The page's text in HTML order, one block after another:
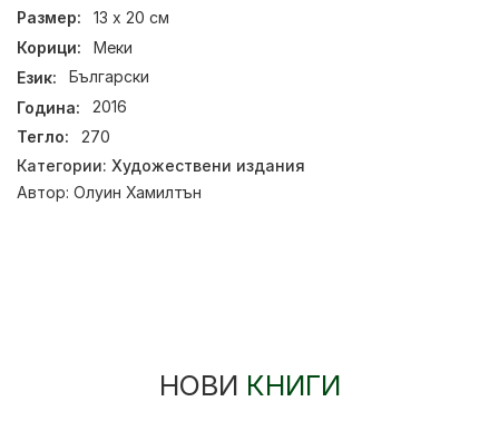
Размер:
13 х 20 см
Корици:
Меки
Език:
Български
Година:
2016
Тегло:
270
Категории: Художествени издания
Автор: Олуин Хамилтън
НОВИ КНИГИ